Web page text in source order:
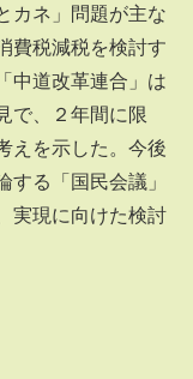
カネ」問題が主な
費税減税を検討す
中道改革連合」は
で、２年間に限
えを示した。今後
する「国民会議」
実現に向けた検討